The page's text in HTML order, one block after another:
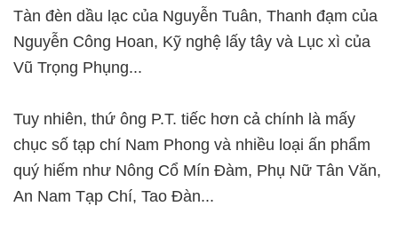
Tàn đèn dầu lạc của Nguyễn Tuân, Thanh đạm của
Nguyễn Công Hoan, Kỹ nghệ lấy tây và Lục xì của
Vũ Trọng Phụng...
Tuy nhiên, thứ ông P.T. tiếc hơn cả chính là mấy
chục số tạp chí Nam Phong và nhiều loại ấn phẩm
quý hiếm như Nông Cổ Mín Ðàm, Phụ Nữ Tân Văn,
An Nam Tạp Chí, Tao Ðàn...